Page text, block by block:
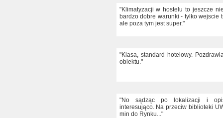
"Klimatyzacji w hostelu to jeszcze
bardzo dobre warunki - tylko wejscie
ale poza tym jest super."
"Klasa, standard hotelowy.
obiektu."
"No sądząc po lokalizacji i
interesująco. Na przeciw biblioteki
min do Rynku..."